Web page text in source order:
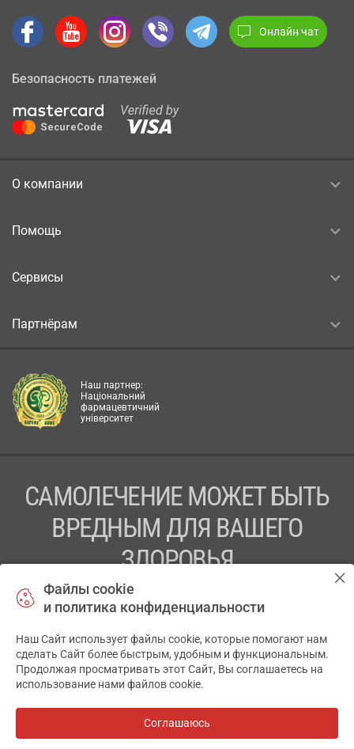
Онлайн чат
Безопасность платежей
О компании
Помощь
Сервисы
Партнёрам
Наш партнер:
Національний
фармацевтичний
університет
САМОЛЕЧЕНИЕ МОЖЕТ БЫТЬ
ВРЕДНЫМ ДЛЯ ВАШЕГО
ЗДОРОВЬЯ
ПЕРЕД ПРИМЕНЕНИЕМ ПРЕПАРАТА
ПРОКОНСУЛЬТИРУЙТЕСЬ С ВРАЧОМ
ТОВ «АПТЕКА 911.ЮА» Код ЄДРПОУ 43631965.
Отказ от ответственности
АПТЕКА911.ЮА
Файлы cookie
и политика конфиденциальности
Наш Сайт использует файлы cookie, которые помогают нам
сделать Сайт более быстрым, удобным и функциональным.
Продолжая просматривать этот Сайт, Вы соглашаетесь на
использование нами файлов cookie.
Соглашаюсь
✕